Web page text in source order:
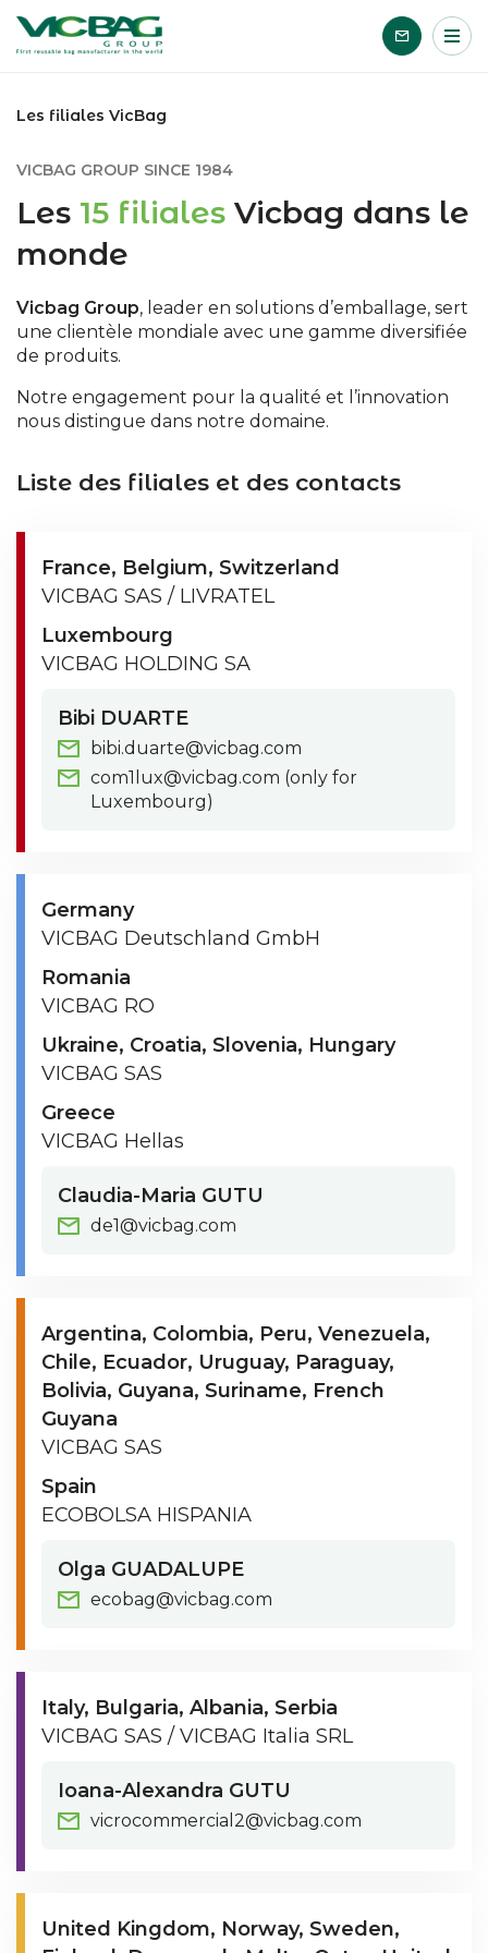
Accueil
Les filiales VicBag
VICBAG GROUP SINCE 1984
Les 15 filiales Vicbag dans le
monde
Vicbag Group, leader en solutions d’emballage, sert
une clientèle mondiale avec une gamme diversifiée
de produits.
Notre engagement pour la qualité et l’innovation
nous distingue dans notre domaine.
Liste des filiales et des contacts
France Belgium Switzerland
VICBAG SAS / LIVRATEL
Luxembourg
VICBAG HOLDING SA
Bibi DUARTE
bibi.duarte@vicbag.com
com1lux@vicbag.com (only for
Luxembourg)
Germany
VICBAG Deutschland GmbH
Romania
VICBAG RO
Ukraine Croatia Slovenia Hungary
VICBAG SAS
Greece
VICBAG Hellas
Claudia-Maria GUTU
de1@vicbag.com
Argentina Colombia Peru Venezuela
Chile Ecuador Uruguay Paraguay
Bolivia Guyana Suriname French
Guyana
VICBAG SAS
Spain
ECOBOLSA HISPANIA
Olga GUADALUPE
ecobag@vicbag.com
Italy Bulgaria Albania Serbia
VICBAG SAS / VICBAG Italia SRL
Ioana-Alexandra GUTU
vicrocommercial2@vicbag.com
United Kingdom Norway Sweden